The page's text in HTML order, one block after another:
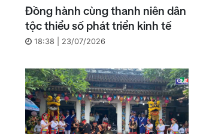
Đồng hành cùng thanh niên dân
tộc thiểu số phát triển kinh tế
18:38 | 23/07/2026